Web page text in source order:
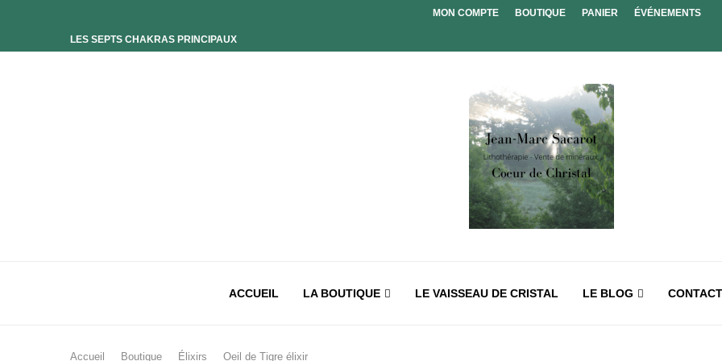
LES SEPTS CHAKRAS PRINCIPAUX
MON COMPTE BOUTIQUE PANIER ÉVÉNEMENTS
ACCUEIL LA BOUTIQUE LE VAISSEAU DE CRISTAL LE BLOG CONTACT
Accueil Boutique Élixirs Oeil de Tigre élixir